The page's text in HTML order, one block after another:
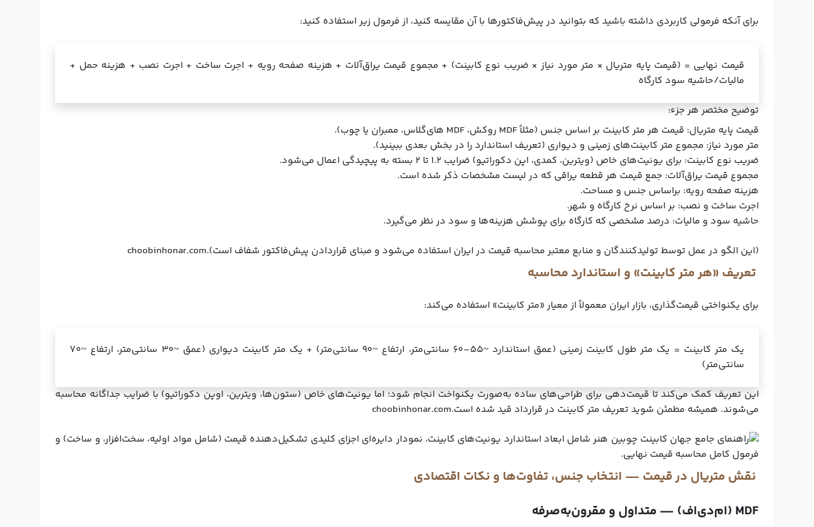
برای آنکه فرمولی کاربردی داشته باشید که بتوانید در پیش‌فاکتورها با آن مقایسه کنید، از فرمول زیر استفاده کنید:
قیمت نهایی = (قیمت پایه متریال × متر مورد نیاز × ضریب نوع کابینت) + مجموع قیمت یراق‌آلات + هزینه صفحه رویه + اجرت ساخت + اجرت نصب + هزینه حمل +
مالیات/حاشیه سود کارگاه
توضیح مختصر هر جزء:
قیمت پایه متریال: قیمت هر متر کابینت بر اساس جنس (مثلاً MDF روکش، MDF های‌گلاس، ممبران یا چوب).
متر مورد نیاز: مجموع متر کابینت‌های زمینی و دیواری (تعریف استاندارد را در بخش بعدی ببینید).
ضریب نوع کابینت: برای یونیت‌های خاص (ویترین، کمدی، اپن دکوراتیو) ضرایب 1.2 تا 2 بسته به پیچیدگی اعمال می‌شود.
مجموع قیمت یراق‌آلات: جمع قیمت هر قطعه یراقی که در لیست مشخصات ذکر شده است.
هزینه صفحه رویه: براساس جنس و مساحت.
اجرت ساخت و نصب: بر اساس نرخ کارگاه و شهر.
حاشیه سود و مالیات: درصد مشخصی که کارگاه برای پوشش هزینه‌ها و سود در نظر می‌گیرد.
(این الگو در عمل توسط تولیدکنندگان و منابع معتبر محاسبه قیمت در ایران استفاده می‌شود و مبنای قراردادن پیش‌فاکتور شفاف است).choobinhonar.com
تعریف «هر متر کابینت» و استاندارد محاسبه
برای یکنواختی قیمت‌گذاری، بازار ایران معمولاً از معیار «متر کابینت» استفاده می‌کند:
یک متر کابینت =
یک متر طول کابینت زمینی (عمق استاندارد ~۵۵–۶۰ سانتی‌متر، ارتفاع ~۹۰ سانتی‌متر) + یک متر کابینت دیواری (عمق ~۳۰ سانتی‌متر، ارتفاع ~۷۰
سانتی‌متر)
این تعريف کمک می‌کند تا قیمت‌دهی برای طراحی‌های ساده به‌صورت یکنواخت انجام شود؛ اما یونیت‌های خاص (ستون‌ها، ویترین، اوپن دکوراتیو) با ضرایب جداگانه محاسبه
می‌شوند. همیشه مطمئن شوید تعریف متر کابینت در قرارداد قید شده است.choobinhonar.com
نقش متریال در قیمت — انتخاب جنس، تفاوت‌ها و نکات اقتصادی
MDF (ام‌دی‌اف) — متداول و مقرون‌به‌صرفه